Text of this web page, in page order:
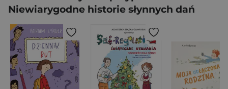
Niewiarygodne historie słynnych dań